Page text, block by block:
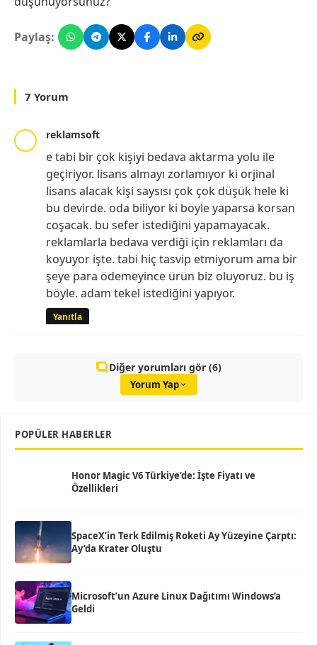
Paylaş:
7 Yorum
reklamsoft
e tabi bir çok kişiyi bedava aktarma yolu ile
geçiriyor. lisans almayı zorlamıyor ki orjinal
lisans alacak kişi saysısı çok çok düşük hele ki
bu devirde. oda biliyor ki böyle yaparsa korsan
coşacak. bu sefer istediğini yapamayacak.
reklamlarla bedava verdiği için reklamları da
koyuyor işte. tabi hiç tasvip etmiyorum ama bir
şeye para ödemeyince ürün biz oluyoruz. bu iş
böyle. adam tekel istediğini yapıyor.
Yanıtla
Diğer yorumları gör (6)
Yorum Yap
POPÜLER HABERLER
Honor Magic V6 Türkiye’de: İşte Fiyatı ve
Özellikleri
SpaceX’in Terk Edilmiş Roketi Ay Yüzeyine Çarptı:
Ay’da Krater Oluştu
Microsoft’un Azure Linux Dağıtımı Windows’a
Geldi